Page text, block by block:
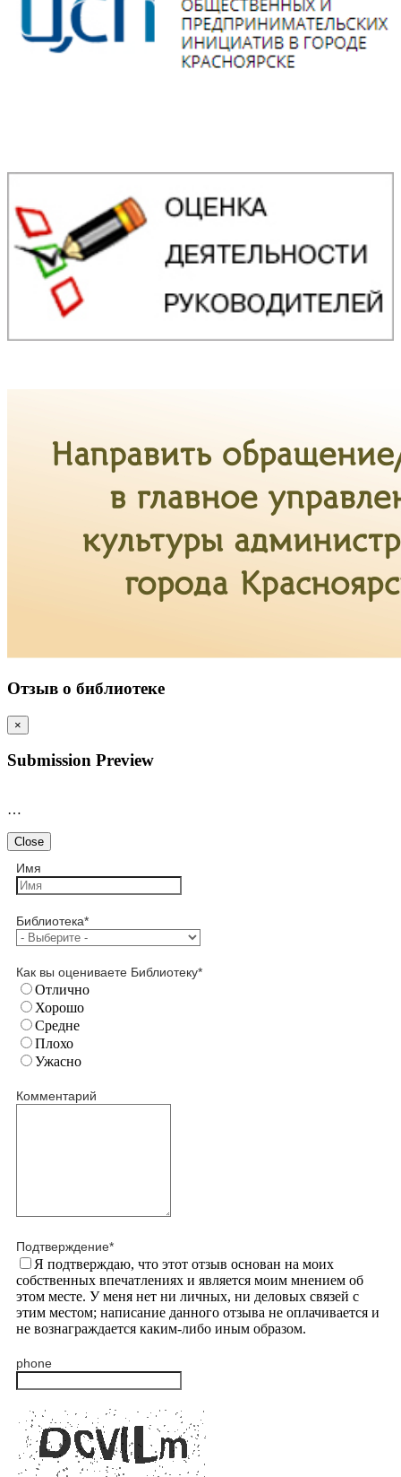
Отзыв о библиотеке
×
Submission Preview
…
Close
Имя
Библиотека*
Как вы оцениваете Библиотеку*
Отлично
Хорошо
Средне
Плохо
Ужасно
Комментарий
Подтверждение*
Я подтверждаю, что этот отзыв основан на моих
собственных впечатлениях и является моим мнением об
этом месте. У меня нет ни личных, ни деловых связей с
этим местом; написание данного отзыва не оплачивается и
не вознаграждается каким-либо иным образом.
phone